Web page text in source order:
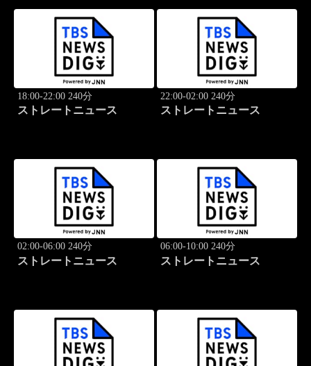
18:00-22:00 240分
ストレートニュース
22:00-02:00 240分
ストレートニュース
02:00-06:00 240分
ストレートニュース
06:00-10:00 240分
ストレートニュース